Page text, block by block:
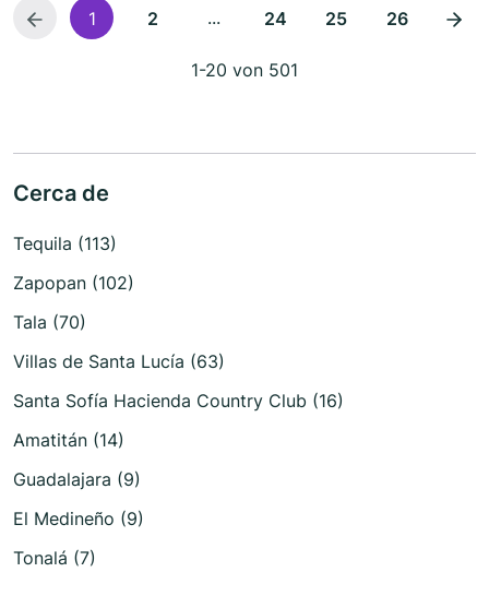
1 2 ... 24 25 26
1-20 von 501
Cerca de
Tequila (113)
Zapopan (102)
Tala (70)
Villas de Santa Lucía (63)
Santa Sofía Hacienda Country Club (16)
Amatitán (14)
Guadalajara (9)
El Medineño (9)
Tonalá (7)